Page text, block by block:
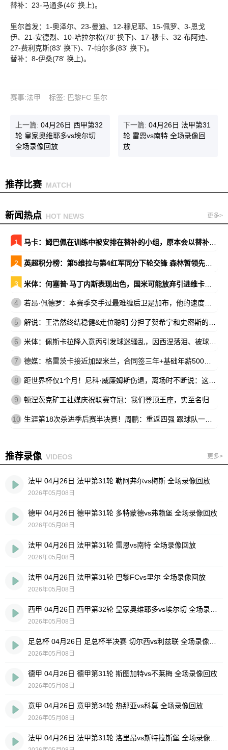
替补：23-马通多(46' 换上)。
里尔首发：1-奥泽尔、23-曼迪、12-穆尼耶、15-佩罗、3-恩戈
伊、21-安德烈、10-哈拉尔松(78' 换下)、17-穆卡、32-布阿迪、
27-费利克斯(83' 换下)、7-帕尔多(83' 换下)。
替补：8-伊桑(78' 换上)。
赛事:法甲 标签: 巴黎FC 里尔
上一篇: 04月26日 西甲第32
轮 皇家奥维耶多vs埃尔切
全场录像回放
下一篇: 04月26日 法甲第31
轮 雷恩vs南特 全场录像回
放
推荐比赛 MATCH
新闻热点 HOT NEWS 更多>
1 马卡：姆巴佩在训练中被安排在替补的小组，原本会以替补出战巴萨
2 英超积分榜：第5维拉与第4红军同分下轮交锋 森林暂领先降级区7分
3 米体：何塞普·马丁内斯表现出色，国米可能放弃引进维卡里奥
4 若昂·佩德罗：本赛季交手过最难缠后卫是加布，他的速度让我惊讶
5 解说：王浩然终结稳健&走位聪明 分担了贺希宁和史密斯的进攻压力
6 米体：佩斯卡拉降入意丙引发球迷骚乱，因西涅落泪、被球迷嘘
7 德媒：格雷茨卡接近加盟米兰，合同签三年+基础年薪500万欧
8 距世界杯仅1个月！尼科·威廉姆斯伤退，离场时不断说：这不可能
9 顿涅茨克矿工社媒庆祝联赛夺冠：我们登顶王座，实至名归
10 生涯第18次杀进季后赛半决赛！周鹏：重返四强 跟球队一起拼到底
推荐录像 VIDEOS 更多>
法甲 04月26日 法甲第31轮 勒阿弗尔vs梅斯 全场录像回放
2026年05月08日
德甲 04月26日 德甲第31轮 多特蒙德vs弗赖堡 全场录像回放
2026年05月08日
法甲 04月26日 法甲第31轮 雷恩vs南特 全场录像回放
2026年05月08日
法甲 04月26日 法甲第31轮 巴黎FCvs里尔 全场录像回放
2026年05月08日
2026年05月08日
2026年05月08日
德甲 04月26日 德甲第31轮 斯图加特vs不莱梅 全场录像回放
2026年05月08日
意甲 04月26日 意甲第34轮 热那亚vs科莫 全场录像回放
2026年05月08日